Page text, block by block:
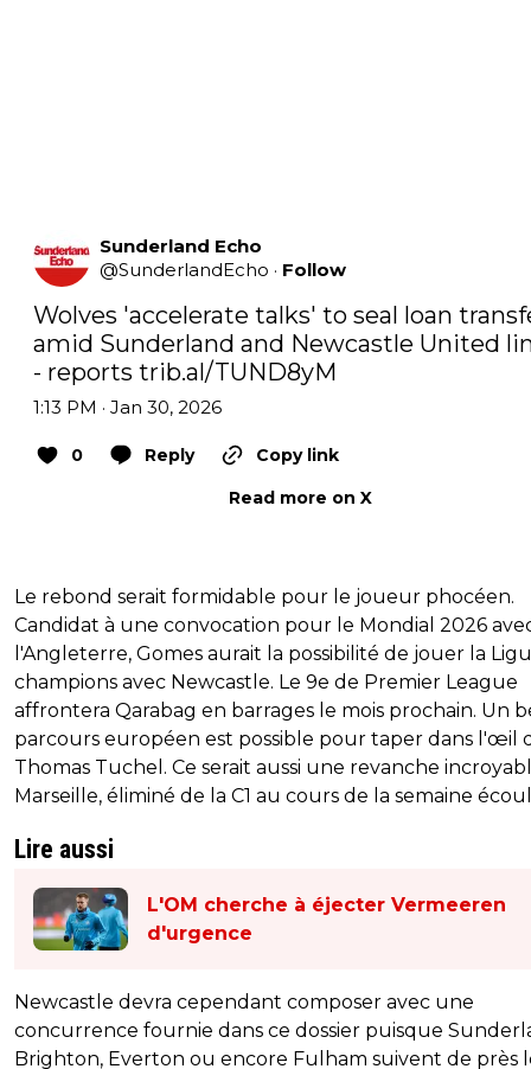
Sunderland Echo
@SunderlandEcho · Follow
Wolves 'accelerate talks' to seal loan
amid Sunderland and Newcastle United
- reports trib.al/TUND8yM
1:13 PM · Jan 30, 2026
0 Reply
Copy link
Read more on X
Le rebond serait formidable pour le joueur phocéen.
Candidat à une convocation pour le Mondial 2026
l'Angleterre, Gomes aurait la possibilité de jouer la
champions avec Newcastle. Le 9e de Premier League
affrontera Qarabag en barrages le mois prochain. Un
parcours européen est possible pour taper dans l'œil
Thomas Tuchel. Ce serait aussi une revanche
Marseille, éliminé de la C1 au cours de la semaine
Lire aussi
L'OM cherche à éjecter Vermeeren
d'urgence
Newcastle devra cependant composer avec une
concurrence fournie dans ce dossier puisque
Brighton, Everton ou encore Fulham suivent de près